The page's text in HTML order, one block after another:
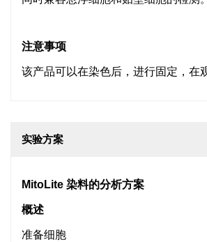
注意事项
该产品可以在染色后，进行固定，在
实验方案
MitoLite 染料的分析方案
概述
准备细胞